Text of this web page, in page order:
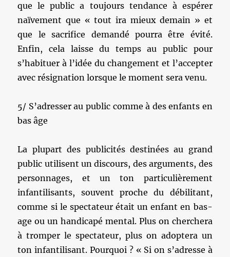
que le public a toujours tendance à espérer
naïvement que « tout ira mieux demain » et
que le sacrifice demandé pourra être évité.
Enfin, cela laisse du temps au public pour
s’habituer à l’idée du changement et l’accepter
avec résignation lorsque le moment sera venu.
5/ S’adresser au public comme à des enfants en
bas âge
La plupart des publicités destinées au grand
public utilisent un discours, des arguments, des
personnages, et un ton particulièrement
infantilisants, souvent proche du débilitant,
comme si le spectateur était un enfant en bas-
age ou un handicapé mental. Plus on cherchera
à tromper le spectateur, plus on adoptera un
ton infantilisant. Pourquoi ? « Si on s’adresse à